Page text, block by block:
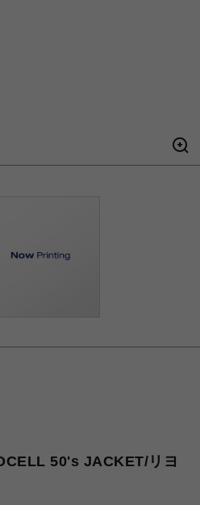
50's JACKET/リヨ